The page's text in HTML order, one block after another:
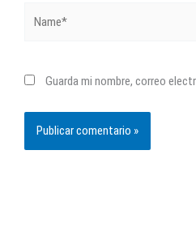
Guarda mi nombre, correo